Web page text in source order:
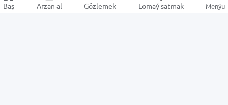
Baş Arzan al Gözlemek Lomaý satmak Menýu